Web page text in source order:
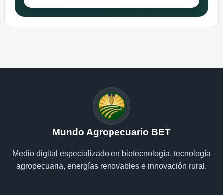
Mundo Agropecuario BET
Medio digital especializado en biotecnología, tecnología
agropecuaria, energías renovables e innovación rural.